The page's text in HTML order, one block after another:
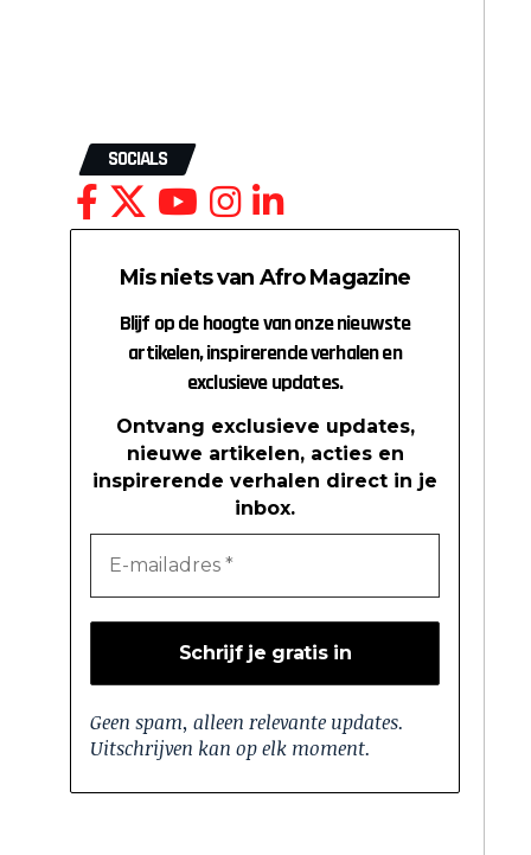
SOCIALS
Mis niets van Afro Magazine
Blijf op de hoogte van onze nieuwste
artikelen, inspirerende verhalen en
exclusieve updates.
Ontvang exclusieve updates,
nieuwe artikelen, acties en
inspirerende verhalen direct in je
inbox.
Geen spam, alleen relevante updates.
Uitschrijven kan op elk moment.